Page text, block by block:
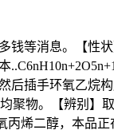
等消息。【性状
后插手环氧乙烷
聚物。【辨别】
丙烯二醇，本品